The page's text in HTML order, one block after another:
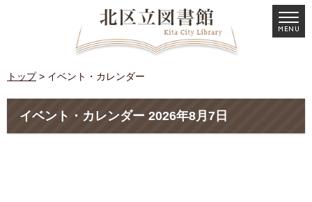
トップ> イベント・カレンダー
イベント・カレンダー 2026年8月7日